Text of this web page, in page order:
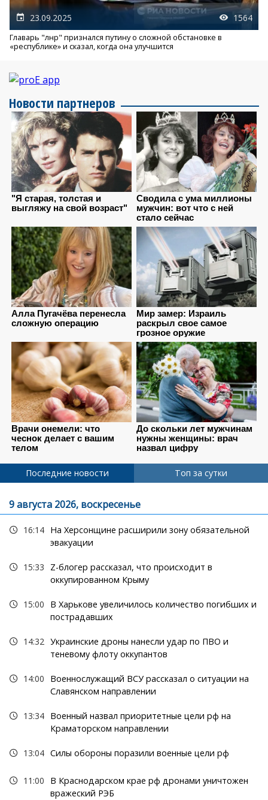
23.09.2025 1564
Главарь "лнр" признался путину о сложной обстановке в
«республике» и сказал, когда она улучшится
Новости партнеров
Последние новости Топ за сутки
9 августа 2026, воскресенье
16:14 На Херсонщине расширили зону обязательной
эвакуации
15:33
Z-блогер рассказал, что происходит в
оккупированном Крыму
15:00
В Харькове увеличилось количество погибших и
пострадавших
14:32 Украинские дроны нанесли удар по ПВО и
теневому флоту оккупантов
14:00
Военнослужащий ВСУ рассказал о ситуации на
Славянском направлении
13:34 Военный назвал приоритетные цели рф на
Краматорском направлении
13:04 Силы обороны поразили военные цели рф
11:00
В Краснодарском крае рф дронами уничтожен
вражеский РЭБ